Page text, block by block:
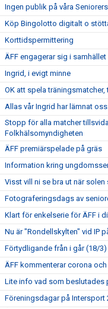
Ingen publik på våra
Köp Bingolotto digitalt o
Korttidspermittering
ÄFF engagerar sig i samhället
Ingrid, i evigt minne
OK att spela träningsmatcher,
Allas vår Ingrid har lämnat oss.
Stopp för alla matcher
Folkhälsomyndigheten
ÄFF premiärspelade på gräs
Information kring
Visst vill ni se bra ut när solen
Fotograferingsdags av
Klart för enkelserie för ÄFF i
Nu är "Rondellskylten" vid IP
Förtydligande från i går (18/3)
ÄFF kommenterar corona
Lite info vad som beslutades
Föreningsdagar på Intersport